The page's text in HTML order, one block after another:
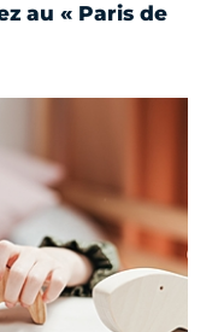
au « Paris de